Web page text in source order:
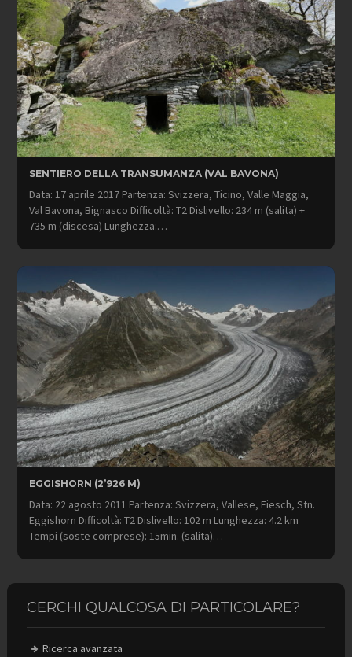
SENTIERO DELLA TRANSUMANZA (VAL BAVONA)
Data: 17 aprile 2017 Partenza: Svizzera, Ticino, Valle Maggia,
Val Bavona, Bignasco Difficoltà: T2 Dislivello: 234 m (salita) +
735 m (discesa) Lunghezza:…
EGGISHORN (2’926 M)
Data: 22 agosto 2011 Partenza: Svizzera, Vallese, Fiesch, Stn.
Eggishorn Difficoltà: T2 Dislivello: 102 m Lunghezza: 4.2 km
Tempi (soste comprese): 15min. (salita)…
CERCHI QUALCOSA DI PARTICOLARE?
Ricerca avanzata